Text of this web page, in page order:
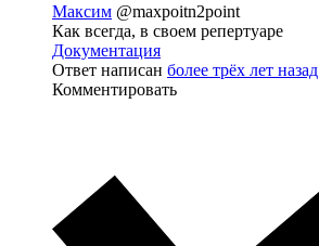
Максим @maxpoitn2point
Как всегда, в своем репертуаре
Документация
Ответ написан более трёх лет назад
Комментировать